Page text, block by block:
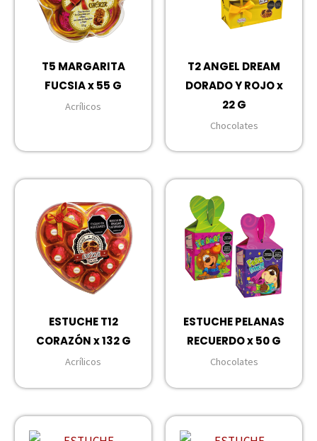
T5 MARGARITA
FUCSIA x 55 G
Acrílicos
T2 ANGEL DREAM
DORADO Y ROJO x
22 G
Chocolates
ESTUCHE T12
CORAZÓN x 132 G
Acrílicos
ESTUCHE PELANAS
RECUERDO x 50 G
Chocolates